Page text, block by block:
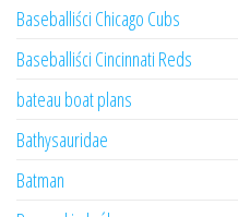
Baseballiści Chicago Cubs
Baseballiści Cincinnati Reds
bateau boat plans
Bathysauridae
Batman